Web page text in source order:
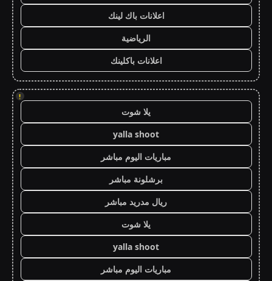
اعلانات باك لينك
الرياضية
اعلانات باكلينك
!
يلا شوت
yalla shoot
مباريات اليوم مباشر
برشلونة مباشر
ريال مدريد مباشر
يلا شوت
yalla shoot
مباريات اليوم مباشر